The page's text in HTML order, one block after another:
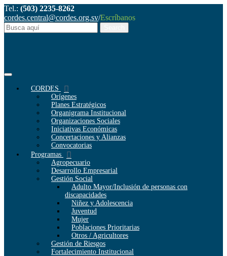
Tel.: (503) 2235-8262
cordes.central@cordes.org.sv/Escríbanos
CORDES
Orígenes
Planes Estratégicos
Organigrama Institucional
Organizaciones Sociales
Iniciativas Económicas
Concertaciones y Alianzas
Convocatorias
Programas
Agropecuario
Desarrollo Empresarial
Gestión Social
Adulto Mayor/Inclusión de personas con
discapacidades
Niñez y Adolescencia
Juventud
Mujer
Poblaciones Prioritarias
Otros / Agricultores
Gestión de Riesgos
Fortalecimiento Institucional